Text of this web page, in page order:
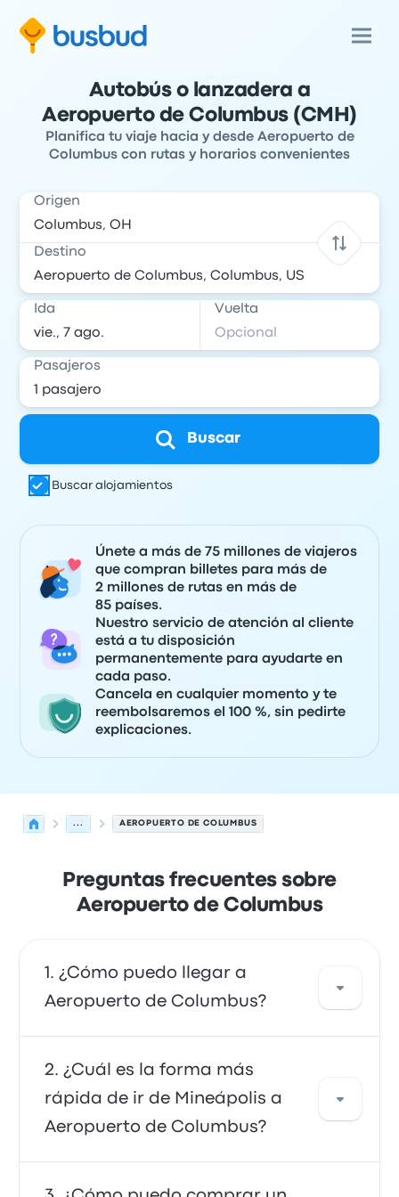
Autobús o lanzadera a
Aeropuerto de Columbus (CMH)
Planifica tu viaje hacia y desde Aeropuerto de
Columbus con rutas y horarios convenientes
Origen
Destino
Ida Vuelta
Pasajeros
Buscar
Buscar alojamientos
Únete a más de 75 millones de viajeros
que compran billetes para más de
2 millones de rutas en más de
85 países.
Nuestro servicio de atención al cliente
está a tu disposición
permanentemente para ayudarte en
cada paso.
Cancela en cualquier momento y te
reembolsaremos el 100 %, sin pedirte
explicaciones.
... AEROPUERTO DE COLUMBUS
Preguntas frecuentes sobre
Aeropuerto de Columbus
¿Cómo puedo llegar a
Aeropuerto de Columbus?
Puedes ir en autobús, que ofrece acceso
directo al aeropuerto. También puedes ir en
taxi o utilizar un servicio de transporte
compartido.
¿Cuál es la forma más
rápida de ir de Mineápolis a
Aeropuerto de Columbus?
La forma más rápida de viajar desde y hacia